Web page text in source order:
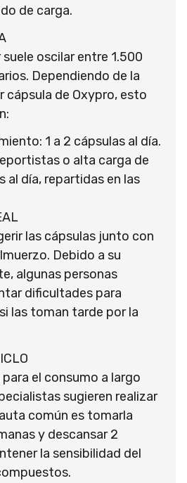
de carga.
oscilar entre 1.500
Dependiendo de la
cápsula de Oxypro, esto
1 a 2 cápsulas al día.
o alta carga de
al día, repartidas en las
las cápsulas junto con
Debido a su
algunas personas
dificultades para
las toman tarde por la
el consumo a largo
sugieren realizar
común es tomarla
y descansar 2
la sensibilidad del